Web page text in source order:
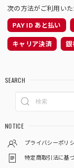
次の方法がご利用いた
PAY ID あと払い
キャリア決済 銀
SEARCH
NOTICE
プライバシーポリ
特定商取引法に基